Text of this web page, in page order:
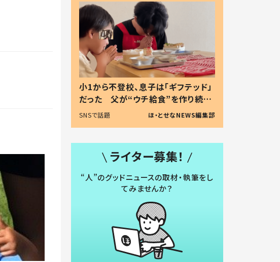
小1から不登校、息子は「ギフテッド」
だった 父が“ウチ給食”を作り続け
る理由とは #令和の親 #令和の子
SNSで話題 ほ・とせなNEWS編集部
ライター募集！
“人”のグッドニュースの取材・執筆をし
てみませんか？